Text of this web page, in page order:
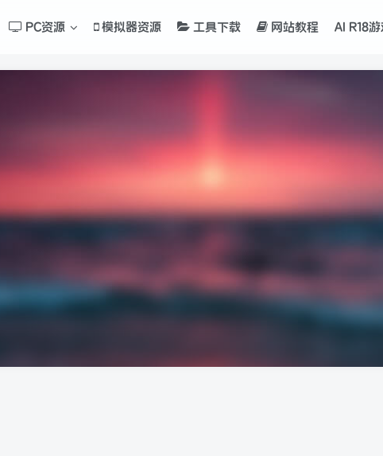
PC资源 模拟器资源 工具下载 网站教程 AI R18